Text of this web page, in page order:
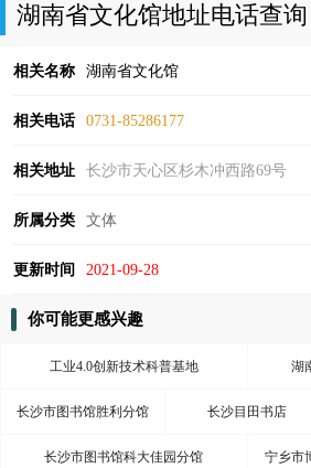
湖南省文化馆地址电话查询
相关名称 湖南省文化馆
相关电话 0731-85286177
相关地址 长沙市天心区杉木冲西路69号
所属分类 文体
更新时间 2021-09-28
你可能更感兴趣
宁乡市
长沙市图书馆科大佳园分馆
长沙目田书店
长沙市图书馆胜利分馆
湖
工业4.0创新技术科普基地